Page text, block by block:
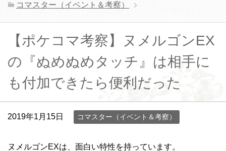
コマスター（イベント＆考察）
【ポケコマ考察】ヌメルゴンEX
の『ぬめぬめタッチ』は相手に
も付加できたら便利だった
2019年1月15日 コマスター（イベント＆考察）
ヌメルゴンEXは、面白い特性を持っています。